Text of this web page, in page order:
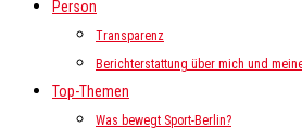
Person
Transparenz
Berichterstattung über mich und
Top-Themen
Was bewegt Sport-Berlin?